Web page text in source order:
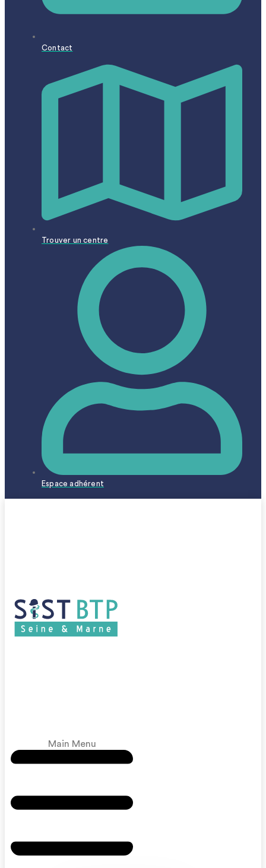
Contact
Trouver un centre
Espace adhérent
Main Menu